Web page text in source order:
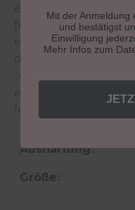
einen sehr
femininen Mode,
eignet sich dieser
die, die es werden
eingebaut – für
leidenschaftlichen
Aushärtung:
Größe:
Mit der Anmeldung
und bestätigst
Einwilligung
Mehr Infos zum